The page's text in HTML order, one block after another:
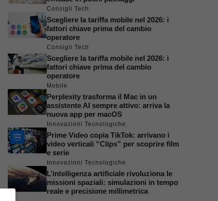
Consigli Tech
Scegliere la tariffa mobile nel 2026: i
fattori chiave prima del cambio
operatore
Consigli Tech
Scegliere la tariffa mobile nel 2026: i
fattori chiave prima del cambio
operatore
Mobile
Perplexity trasforma il Mac in un
assistente AI sempre attivo: arriva la
nuova app per macOS
Innovazioni Tecnologiche
Prime Video copia TikTok: arrivano i
video verticali “Clips” per scoprire film
e serie
Innovazioni Tecnologiche
L’intelligenza artificiale rivoluziona le
missioni spaziali: simulazioni in tempo
reale e precisione millimetrica